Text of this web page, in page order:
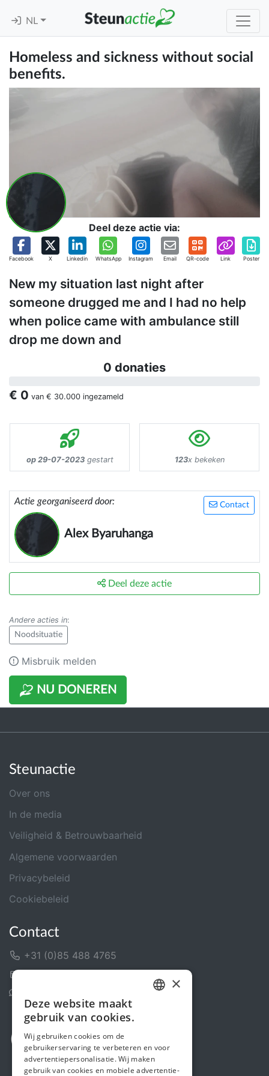
NL
Homeless and sickness without social
benefits.
Deel deze actie via:
Facebook X Linkedin WhatsApp Instagram Email QR-code Link Poster
New my situation last night after
someone drugged me and I had no help
when police came with ambulance still
drop me down and
0 donaties
€ 0 van € 30.000 ingezameld
op 29-07-2023gestart 123x bekeken
Contact
Actie georganiseerd door:
Alex Byaruhanga
NU DONEREN
Deel deze actie
Andere acties in:
Noodsituatie
Misbruik melden
Steunactie
Over ons
In de media
Veiligheid & Betrouwbaarheid
Algemene voorwaarden
Privacybeleid
Cookiebeleid
Contact
+31 (0)85 488 4765
ENGLISH
×
Deze website maakt
gebruik van cookies.
Wij gebruiken cookies om de
gebruikerservaring te verbeteren en voor
advertentiepersonalisatie. Wij maken
gebruik van cookies en mobiele advertentie-